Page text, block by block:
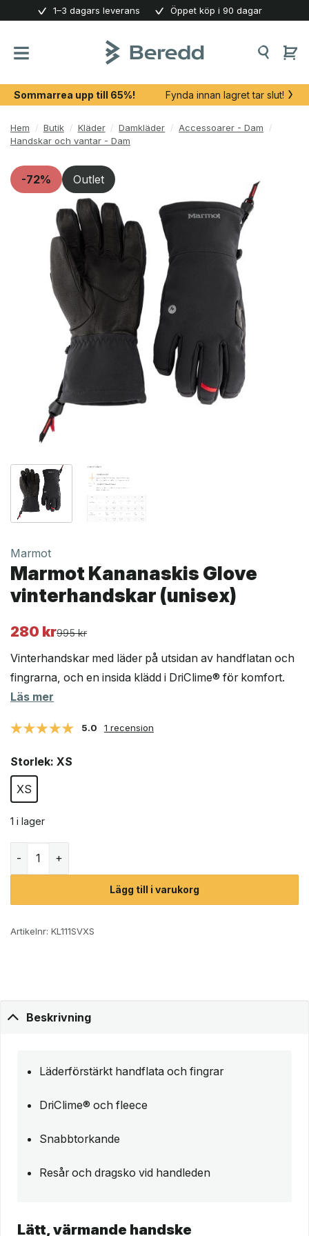
content
1–3 dagars leverans Öppet köp i 90 dagar
Sommarrea upp till 65%! Fynda innan lagret tar slut!
Hem / Butik / Kläder / Damkläder / Accessoarer - Dam
/
Handskar och vantar - Dam
-72% Outlet
Marmot
Marmot Kananaskis Glove
vinterhandskar (unisex)
995kr
Det
priset
var:
995 kr.
280 kr
Det
priset
är:
280 kr.
Vinterhandskar med läder på utsidan av handflatan och
fingrarna, och en insida klädd i DriClime® för komfort.
Läs mer
5.0 1 recension
Storlek: XS
XS
1 i lager
Lägg till i varukorg
Artikelnr: KL111SVXS
Beskrivning
Läderförstärkt handflata och fingrar
DriClime® och fleece
Snabbtorkande
Resår och dragsko vid handleden
Lätt, värmande handske